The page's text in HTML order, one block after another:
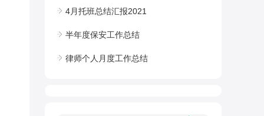
4月托班总结汇报2021
半年度保安工作总结
律师个人月度工作总结